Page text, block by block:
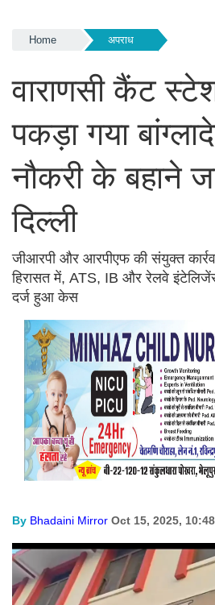
Home अपराध
वाराणसी कैंट
पकड़ा गया
नौकरी के बहाने
दिल्ली
जीआरपी और आरपीएफ की संयुक्त
हिरासत में, ATS, IB और रेलवे
दर्ज हुआ केस
By Bhadaini Mirror Oct 15, 2025,